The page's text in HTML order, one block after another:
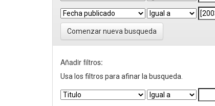
Comenzar nueva busqueda
Añadir filtros:
Usa los filtros para afinar la busqueda.